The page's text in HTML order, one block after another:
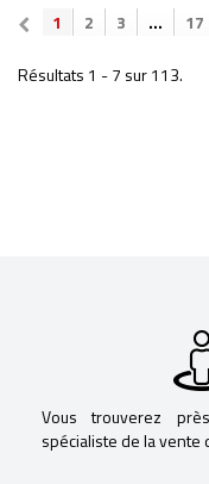
1 2 3 ... 17
Résultats 1 - 7 sur 113.
Vous trouverez
spécialiste de la vente